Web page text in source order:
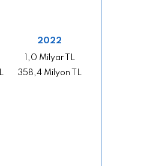
2022
1,0 Milyar TL
358,4 Milyon TL